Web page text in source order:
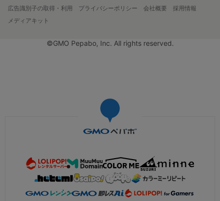
広告識別子の取得・利用
プライバシーポリシー 会社概要
採用情報
メディアキット
©GMO Pepabo, Inc. All rights reserved.